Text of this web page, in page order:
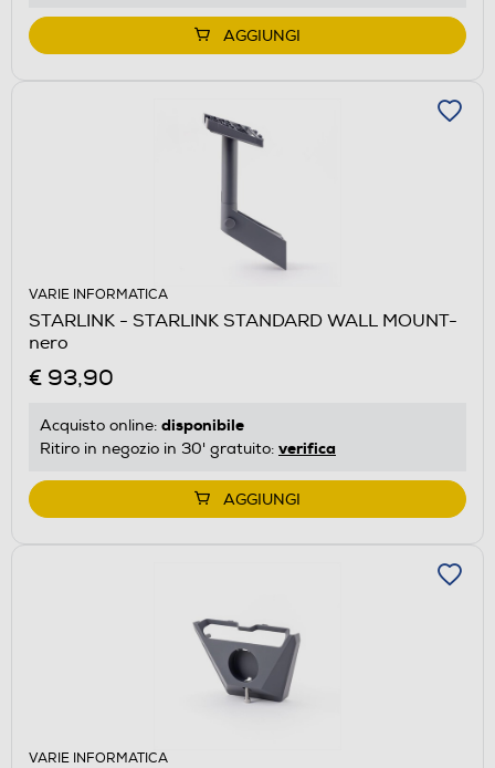
AGGIUNGI
VARIE INFORMATICA
STARLINK - STARLINK STANDARD WALL MOUNT-
nero
€ 93,90
Acquisto online: disponibile
Ritiro in negozio in 30' gratuito: verifica
AGGIUNGI
VARIE INFORMATICA